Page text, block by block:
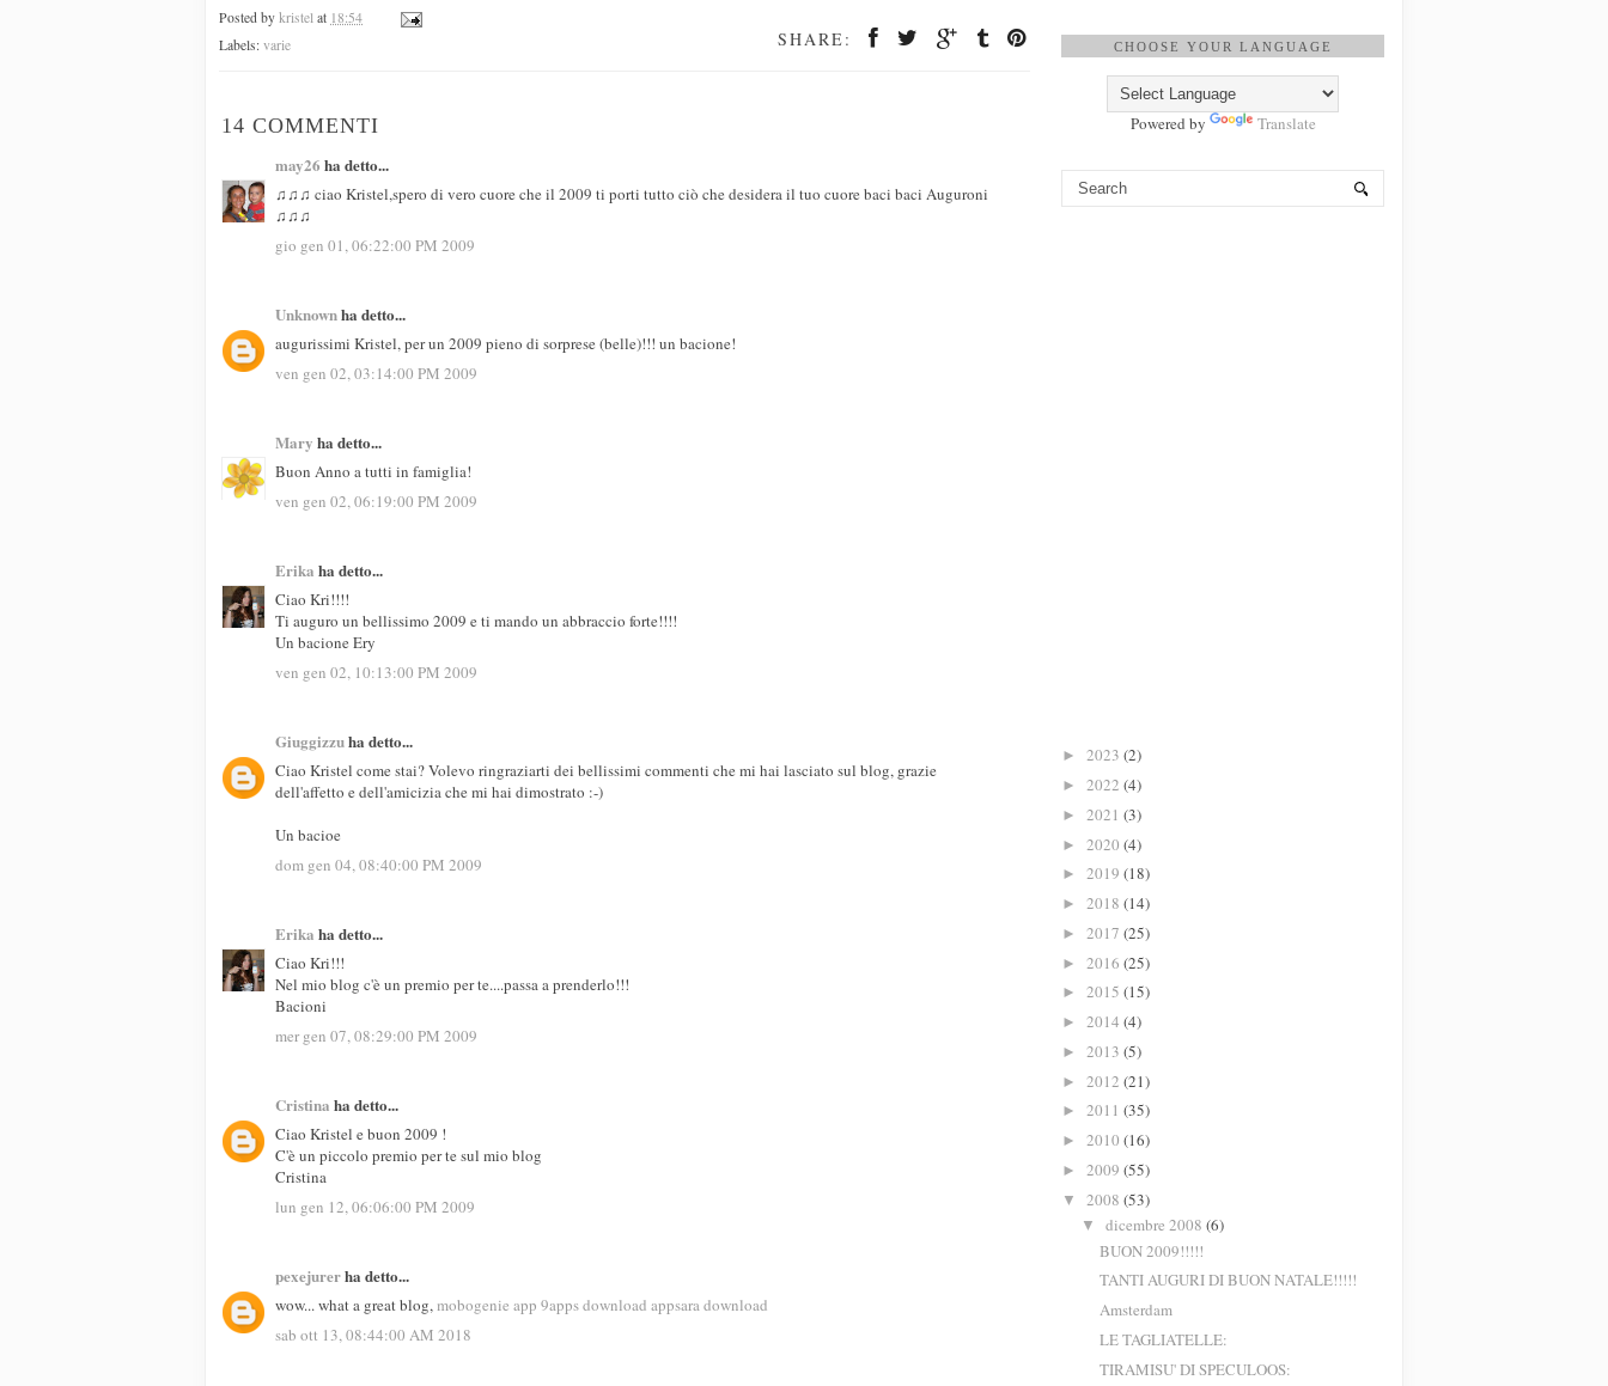
SHARE:
Posted by kristel at 18:54
Labels: varie
14 COMMENTI
may26 ha detto...
♫♫♫ ciao Kristel,spero di vero cuore che il 2009 ti porti tutto ciò che desidera il tuo cuore baci baci Auguroni
♫♫♫
gio gen 01, 06:22:00 PM 2009
Unknownha detto...
augurissimi Kristel, per un 2009 pieno di sorprese (belle)!!! un bacione!
ven gen 02, 03:14:00 PM 2009
Mary ha detto...
Buon Anno a tutti in famiglia!
ven gen 02, 06:19:00 PM 2009
Erika ha detto...
Ciao Kri!!!!
Ti auguro un bellissimo 2009 e ti mando un abbraccio forte!!!!
Un bacione Ery
ven gen 02, 10:13:00 PM 2009
Giuggizzuha detto...
Ciao Kristel come stai? Volevo ringraziarti dei bellissimi commenti che mi hai lasciato sul blog, grazie
dell'affetto e dell'amicizia che mi hai dimostrato :-)
Un bacioe
dom gen 04, 08:40:00 PM 2009
Erika ha detto...
Ciao Kri!!!
Nel mio blog c'è un premio per te....passa a prenderlo!!!
Bacioni
mer gen 07, 08:29:00 PM 2009
Cristina ha detto...
Ciao Kristel e buon 2009 !
C'è un piccolo premio per te sul mio blog
Cristina
lun gen 12, 06:06:00 PM 2009
pexejurerha detto...
wow... what a great blog,mobogenie app 9apps download appsara download
sab ott 13, 08:44:00 AM 2018
CHOOSE YOUR LANGUAGE
Powered by Translate
► 2023 (2)
► 2022 (4)
► 2021 (3)
► 2020 (4)
► 2019 (18)
► 2018 (14)
► 2017 (25)
► 2016 (25)
► 2015 (15)
► 2014 (4)
► 2013 (5)
► 2012 (21)
► 2011 (35)
► 2010 (16)
► 2009 (55)
▼ 2008 (53)
▼ dicembre 2008 (6)
BUON 2009!!!!!
TANTI AUGURI DI BUON NATALE!!!!!
Amsterdam
LE TAGLIATELLE:
TIRAMISU' DI SPECULOOS: